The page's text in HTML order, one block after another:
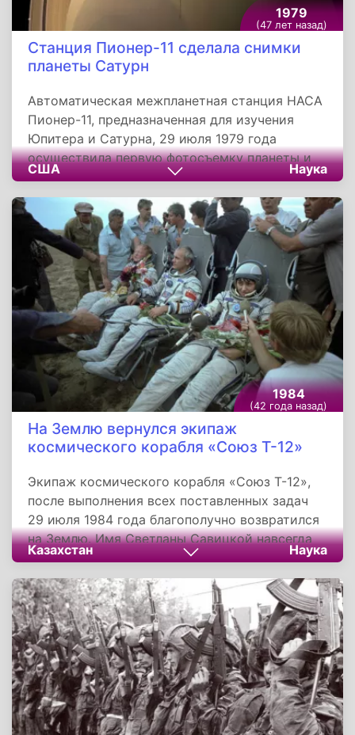
1979
(47 лет назад)
Станция Пионер-11 сделала снимки
планеты Сатурн
Автоматическая межпланетная станция НАСА
Пионер-11, предназначенная для изучения
Юпитера и Сатурна, 29 июля 1979 года
осуществила первую фотосъемку планеты и
его колец. Пионер-11 является первым
космическим аппаратом, пролетевшим мимо
Сатурна. Отличие от аналогичной станции
состояло лишь в наличии индукционного
магнитометра для измерения интенсивных
магнитных полей вблизи планет.
США Наука
1984
(42 года назад)
На Землю вернулся экипаж
космического корабля «Союз Т-12»
Экипаж космического корабля «Союз Т-12»,
после выполнения всех поставленных задач
29 июля 1984 года благополучно возвратился
на Землю. Имя Светланы Савицкой навсегда
вошло в историю покорения космоса. Нужно
отметить, что Савицкая является не только
женщиной, впервые вышедшей в открытый
космос, но и единственной женщиной -
дважды Героем Советского Союза.
Казахстан Наука